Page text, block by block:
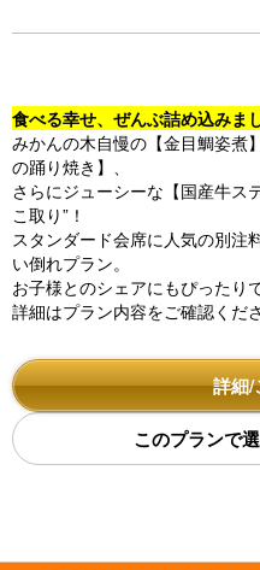
食べる幸せ、ぜんぶ詰め込みま
みかんの木自慢の【金目鯛姿煮
の踊り焼き】、
さらにジューシーな【国産牛ス
こ取り”！
スタンダード会席に人気の別注
い倒れプラン。
お子様とのシェアにもぴった
詳細はプラン内容をご確認くださ
詳細/
このプランで